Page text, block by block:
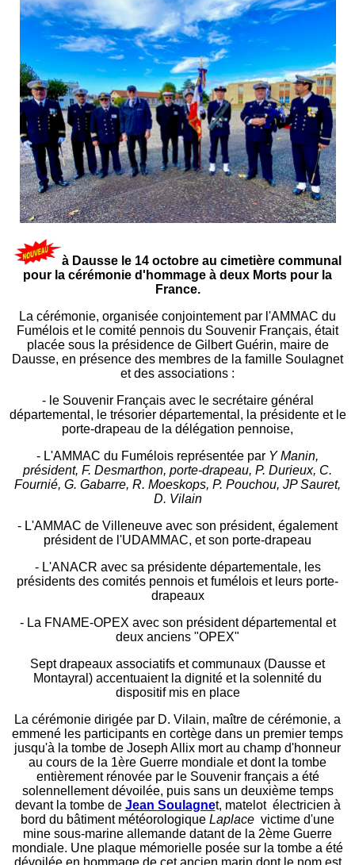
à Dausse le 14 octobre au cimetière communal
pour la cérémonie d'hommage à deux Morts pour la
France.
La cérémonie, organisée conjointement par l'AMMAC du
Fumélois et le comité pennois du Souvenir Français, était
placée sous la présidence de Gilbert Guérin, maire de
Dausse, en présence des membres de la famille Soulagnet
et des associations :
- le Souvenir Français avec le secrétaire général
départemental, le trésorier départemental, la présidente et le
porte-drapeau de la délégation pennoise,
- L'AMMAC du Fumélois représentée par Y Manin,
président, F. Desmarthon, porte-drapeau, P. Durieux, C.
Fournié, G. Gabarre, R. Moeskops, P. Pouchou, JP Sauret,
D. Vilain
- L'AMMAC de Villeneuve avec son président, également
président de l'UDAMMAC, et son porte-drapeau
- L'ANACR avec sa présidente départementale, les
présidents des comités pennois et fumélois et leurs porte-
drapeaux
- La FNAME-OPEX avec son président départemental et
deux anciens "OPEX"
Sept drapeaux associatifs et communaux (Dausse et
Montayral) accentuaient la dignité et la solennité du
dispositif mis en place
La cérémonie dirigée par D. Vilain, maître de cérémonie, a
emmené les participants en cortège dans un premier temps
jusqu'à la tombe de Joseph Allix mort au champ d'honneur
au cours de la 1ère Guerre mondiale et dont la tombe
entièrement rénovée par le Souvenir français a été
solennellement dévoilée, puis sans un deuxième temps
devant la tombe de Jean Soulagnet, matelot électricien à
bord du bâtiment météorologique Laplace victime d'une
mine sous-marine allemande datant de la 2ème Guerre
mondiale. Une plaque mémorielle posée sur la tombe a été
dévoilée en hommage de cet ancien marin dont le nom est